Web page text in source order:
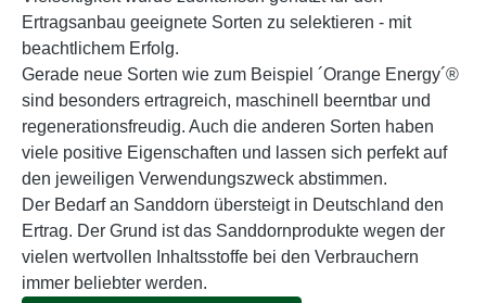
Ertragsanbau geeignete Sorten zu selektieren - mit
beachtlichem Erfolg.
Gerade neue Sorten wie zum Beispiel ´Orange Energy´®
sind besonders ertragreich, maschinell beerntbar und
regenerationsfreudig. Auch die anderen Sorten haben
viele positive Eigenschaften und lassen sich perfekt auf
den jeweiligen Verwendungszweck abstimmen.
Der Bedarf an Sanddorn übersteigt in Deutschland den
Ertrag. Der Grund ist das Sanddornprodukte wegen der
vielen wertvollen Inhaltsstoffe bei den Verbrauchern
immer beliebter werden.